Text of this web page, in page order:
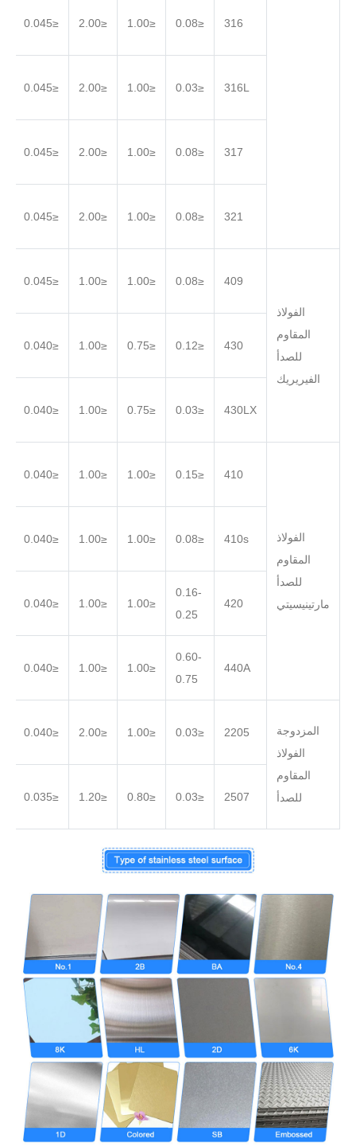
316
≤0.08
≤1.00
≤2.00
≤0.045
316L
≤0.03
≤1.00
≤2.00
≤0.045
317
≤0.08
≤1.00
≤2.00
≤0.045
321
≤0.08
≤1.00
≤2.00
≤0.045
الفولاذ
المقاوم
للصدأ
الفيريريك
409
≤0.08
≤1.00
≤1.00
≤0.045
430
≤0.12
≤0.75
≤1.00
≤0.040
430LX
≤0.03
≤0.75
≤1.00
≤0.040
الفولاذ
المقاوم
للصدأ
مارتينيسيتي
410
≤0.15
≤1.00
≤1.00
≤0.040
410s
≤0.08
≤1.00
≤1.00
≤0.040
420
0.16-
0.25
≤1.00
≤1.00
≤0.040
440A
0.60-
0.75
≤1.00
≤1.00
≤0.040
المزدوجة
الفولاذ
المقاوم
للصدأ
2205
≤0.03
≤1.00
≤2.00
≤0.040
2507
≤0.03
≤0.80
≤1.20
≤0.035